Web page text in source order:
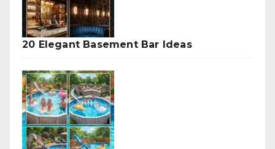
20 Elegant Basement Bar Ideas